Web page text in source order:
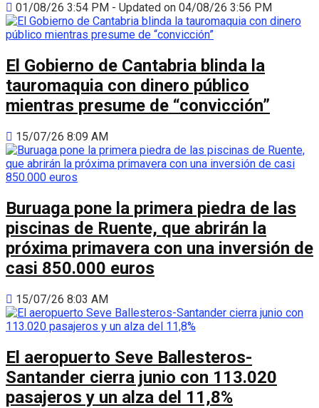
01/08/26 3:54 PM - Updated on 04/08/26 3:56 PM
El Gobierno de Cantabria blinda la
tauromaquia con dinero público
mientras presume de “convicción”
15/07/26 8:09 AM
Buruaga pone la primera piedra de las
piscinas de Ruente, que abrirán la
próxima primavera con una inversión de
casi 850.000 euros
15/07/26 8:03 AM
El aeropuerto Seve Ballesteros-
Santander cierra junio con 113.020
pasajeros y un alza del 11,8%